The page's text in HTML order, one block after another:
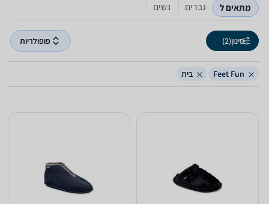
מתאים ל גברים נשים
סינון(2) פופולריות
Feet Fun בית